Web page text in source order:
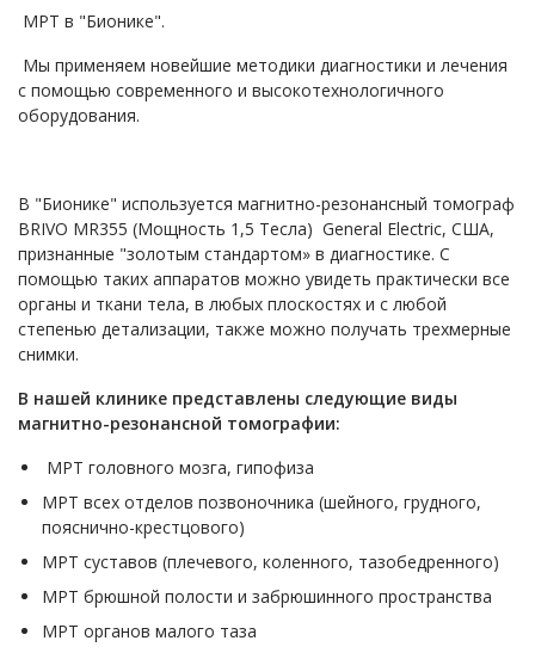
МРТ в "Бионике".
Мы применяем новейшие методики диагностики и лечения
с помощью современного и высокотехнологичного
оборудования.
В "Бионике" используется магнитно-резонансный томограф
BRIVO MR355 (Мощность 1,5 Тесла) General Electric, США,
признанные "золотым стандартом» в диагностике. С
помощью таких аппаратов можно увидеть практически все
органы и ткани тела, в любых плоскостях и с любой
степенью детализации, также можно получать трехмерные
снимки.
В нашей клинике представлены следующие виды
магнитно-резонансной томографии:
МРТ головного мозга, гипофиза
МРТ всех отделов позвоночника (шейного, грудного,
пояснично-крестцового)
МРТ суставов (плечевого, коленного, тазобедренного)
МРТ брюшной полости и забрюшинного пространства
МРТ органов малого таза